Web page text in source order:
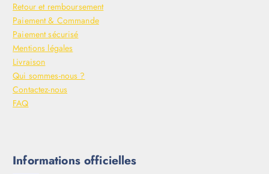
Retour et remboursement
Paiement & Commande
Paiement sécurisé
Mentions légales
Livraison
Qui sommes-nous ?
Contactez-nous
FAQ
Informations officielles